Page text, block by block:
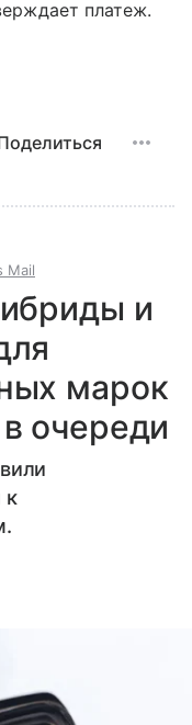
платеж.
Mail
и
марок
очереди
к